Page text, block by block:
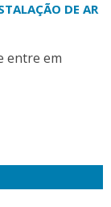
DE AR
entre em